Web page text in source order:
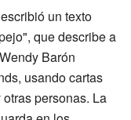
un texto
que describe a
Barón
usando cartas
personas. La